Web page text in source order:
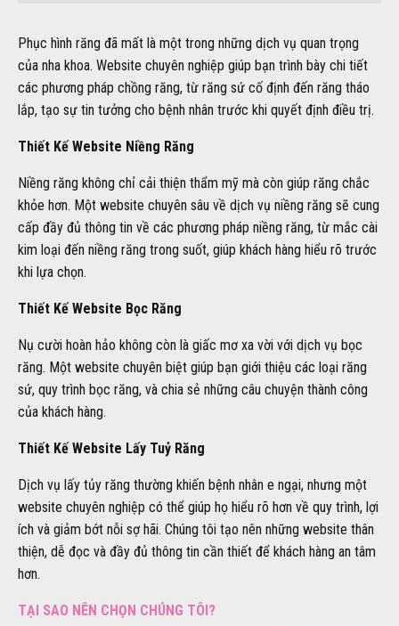
Phục hình răng đã mất là một trong những dịch vụ quan trọng
của nha khoa. Website chuyên nghiệp giúp bạn trình bày chi tiết
các phương pháp chồng răng, từ răng sứ cố định đến răng tháo
lắp, tạo sự tin tưởng cho bệnh nhân trước khi quyết định điều trị.
Thiết Kế Website Niềng Răng
Niềng răng không chỉ cải thiện thẩm mỹ mà còn giúp răng chắc
khỏe hơn. Một website chuyên sâu về dịch vụ niềng răng sẽ cung
cấp đầy đủ thông tin về các phương pháp niềng răng, từ mắc cài
kim loại đến niềng răng trong suốt, giúp khách hàng hiểu rõ trước
khi lựa chọn.
Thiết Kế Website Bọc Răng
Nụ cười hoàn hảo không còn là giấc mơ xa vời với dịch vụ bọc
răng. Một website chuyên biệt giúp bạn giới thiệu các loại răng
sứ, quy trình bọc răng, và chia sẻ những câu chuyện thành công
của khách hàng.
Thiết Kế Website Lấy Tuỷ Răng
Dịch vụ lấy tủy răng thường khiến bệnh nhân e ngại, nhưng một
website chuyên nghiệp có thể giúp họ hiểu rõ hơn về quy trình, lợi
ích và giảm bớt nỗi sợ hãi. Chúng tôi tạo nên những website thân
thiện, dễ đọc và đầy đủ thông tin cần thiết để khách hàng an tâm
hơn.
TẠI SAO NÊN CHỌN CHÚNG TÔI?